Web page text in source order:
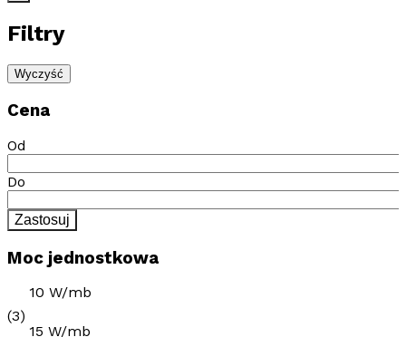
Filtry
Wyczyść
Cena
Od
Do
Zastosuj
Moc jednostkowa
10 W/mb
(3)
15 W/mb